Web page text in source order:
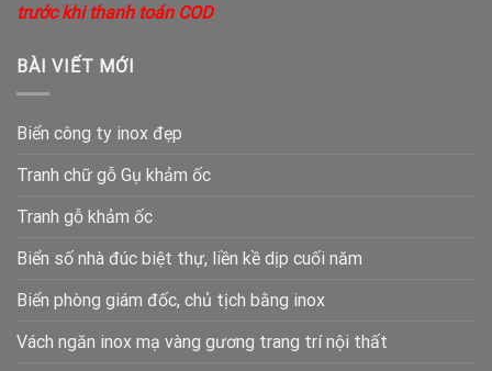
trước khi thanh toán COD
BÀI VIẾT MỚI
Biển công ty inox đẹp
Tranh chữ gỗ Gụ khảm ốc
Tranh gỗ khảm ốc
Biển số nhà đúc biệt thự, liền kề dịp cuối năm
Biển phòng giám đốc, chủ tịch bằng inox
Vách ngăn inox mạ vàng gương trang trí nội thất